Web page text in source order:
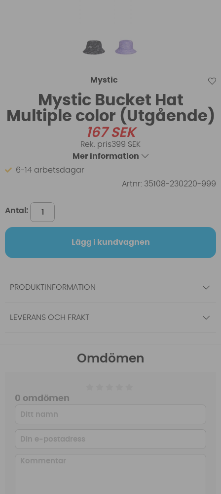
Mystic
Mystic Bucket Hat
Multiple color (Utgående)
167SEK
399 SEK
Mer information
6-14 arbetsdagar
Artnr: 35108-230220-999
Antal:
Lägg i kundvagnen
PRODUKTINFORMATION
LEVERANS OCH FRAKT
Omdömen
0 omdömen